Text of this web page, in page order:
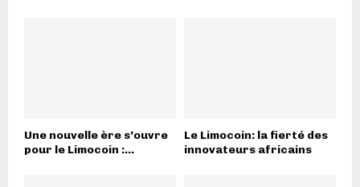
Une nouvelle ère s’ouvre
pour le Limocoin :...
Le Limocoin: la fierté des
innovateurs africains